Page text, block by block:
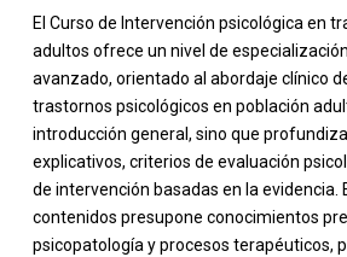
El Curso de Intervención psicológica en
adultos ofrece un nivel de
avanzado, orientado al abordaje clínico
trastornos psicológicos en población
introducción general, sino que
explicativos, criterios de evaluación
de intervención basadas en la evidencia.
contenidos presupone conocimientos
psicopatología y procesos terapéuticos,
-